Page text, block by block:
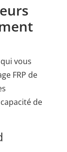
vous
FRP de
de